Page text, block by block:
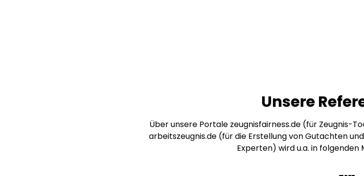
Unsere
Über unsere Portale zeugnisfairness.de (für Zeugnis-
arbeitszeugnis.de (für die Erstellung von Gutachten
Experten) wird u.a. in